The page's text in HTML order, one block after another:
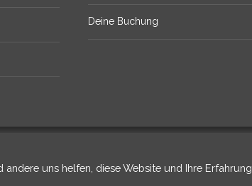
Deine Buchung
SNOW Berg- und Skischule, 2025.
uns helfen, diese Website und Ihre Erfahrung